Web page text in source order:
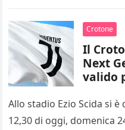
Crotone
Il
Next
valido
Allo stadio Ezio Scida si
12,30 di oggi, domenica